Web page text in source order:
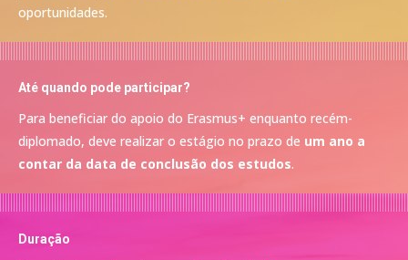
oportunidades.
Até quando pode participar?
Para beneficiar do apoio do Erasmus+ enquanto recém-
diplomado, deve realizar o estágio no prazo de um ano a
contar da data de conclusão dos estudos.
Duração